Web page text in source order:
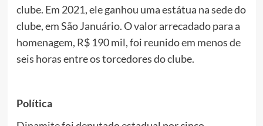
clube. Em 2021, ele ganhou uma estátua na sede do
clube, em São Januário. O valor arrecadado para a
homenagem, R$ 190 mil, foi reunido em menos de
seis horas entre os torcedores do clube.
Política